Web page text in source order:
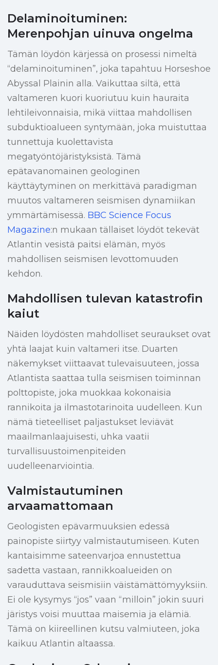
Delaminoituminen:
Merenpohjan uinuva ongelma
Tämän löydön kärjessä on prosessi nimeltä
“delaminoituminen”, joka tapahtuu Horseshoe
Abyssal Plainin alla. Vaikuttaa siltä, että
valtameren kuori kuoriutuu kuin hauraita
lehtileivonnaisia, mikä viittaa mahdollisen
subduktioalueen syntymään, joka muistuttaa
tunnettuja kuolettavista
megatyöntöjäristyksistä. Tämä
epätavanomainen geologinen
käyttäytyminen on merkittävä paradigman
muutos valtameren seismisen dynamiikan
ymmärtämisessä. BBC Science Focus
Magazine:n mukaan tällaiset löydöt tekevät
Atlantin vesistä paitsi elämän, myös
mahdollisen seismisen levottomuuden
kehdon.
Mahdollisen tulevan katastrofin
kaiut
Näiden löydösten mahdolliset seuraukset ovat
yhtä laajat kuin valtameri itse. Duarten
näkemykset viittaavat tulevaisuuteen, jossa
Atlantista saattaa tulla seismisen toiminnan
polttopiste, joka muokkaa kokonaisia
rannikoita ja ilmastotarinoita uudelleen. Kun
nämä tieteelliset paljastukset leviävät
maailmanlaajuisesti, uhka vaatii
turvallisuustoimenpiteiden
uudelleenarviointia.
Valmistautuminen
arvaamattomaan
Geologisten epävarmuuksien edessä
painopiste siirtyy valmistautumiseen. Kuten
kantaisimme sateenvarjoa ennustettua
sadetta vastaan, rannikkoalueiden on
varauduttava seismisiin väistämättömyyksiin.
Ei ole kysymys “jos” vaan “milloin” jokin suuri
järistys voisi muuttaa maisemia ja elämiä.
Tämä on kiireellinen kutsu valmiuteen, joka
kaikuu Atlantin altaassa.